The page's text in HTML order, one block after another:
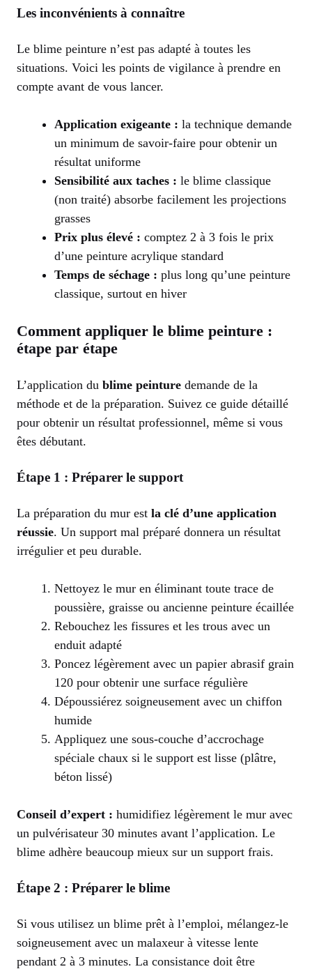
Les inconvénients à connaître
Le blime peinture n’est pas adapté à toutes les
situations. Voici les points de vigilance à prendre en
compte avant de vous lancer.
Application exigeante : la technique demande
un minimum de savoir-faire pour obtenir un
résultat uniforme
Sensibilité aux taches : le blime classique
(non traité) absorbe facilement les projections
grasses
Prix plus élevé : comptez 2 à 3 fois le prix
d’une peinture acrylique standard
Temps de séchage : plus long qu’une peinture
classique, surtout en hiver
Comment appliquer le blime peinture :
étape par étape
L’application du blime peinture demande de la
méthode et de la préparation. Suivez ce guide détaillé
pour obtenir un résultat professionnel, même si vous
êtes débutant.
Étape 1 : Préparer le support
La préparation du mur est la clé d’une application
réussie. Un support mal préparé donnera un résultat
irrégulier et peu durable.
Nettoyez le mur en éliminant toute trace de
poussière, graisse ou ancienne peinture écaillée
Rebouchez les fissures et les trous avec un
enduit adapté
Poncez légèrement avec un papier abrasif grain
120 pour obtenir une surface régulière
Dépoussiérez soigneusement avec un chiffon
humide
Appliquez une sous-couche d’accrochage
spéciale chaux si le support est lisse (plâtre,
béton lissé)
Conseil d’expert : humidifiez légèrement le mur avec
un pulvérisateur 30 minutes avant l’application. Le
blime adhère beaucoup mieux sur un support frais.
Étape 2 : Préparer le blime
Si vous utilisez un blime prêt à l’emploi, mélangez-le
soigneusement avec un malaxeur à vitesse lente
pendant 2 à 3 minutes. La consistance doit être